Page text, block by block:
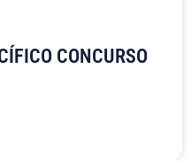
CONCURSO